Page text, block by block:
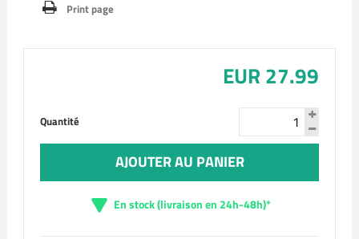
Print page
EUR 27.99
Quantité
AJOUTER AU PANIER
En stock (livraison en 24h-48h)*